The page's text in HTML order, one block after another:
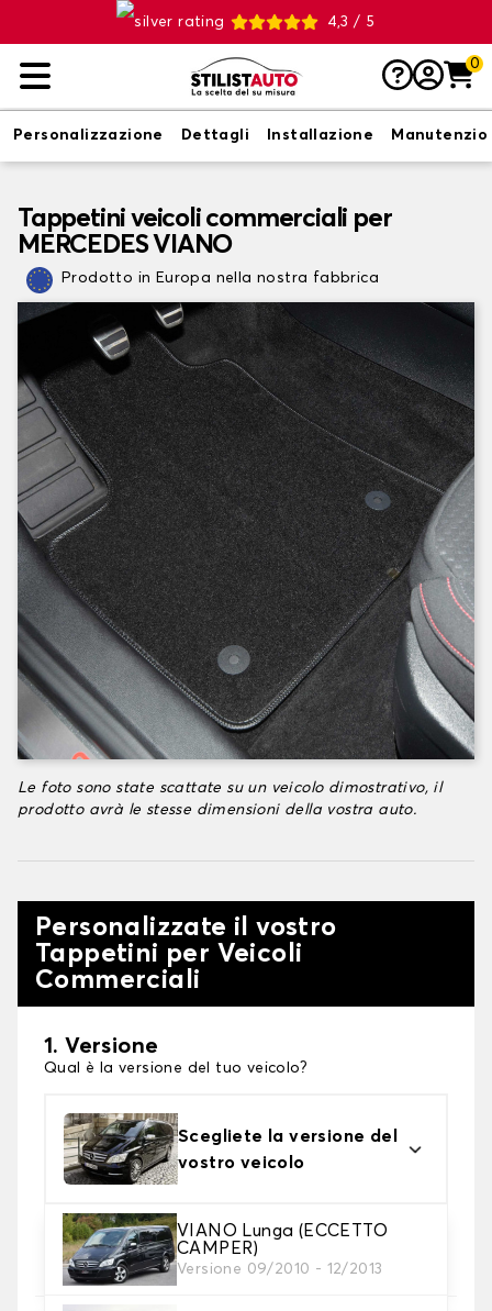
4,3 / 5
0
Personalizzazione Dettagli Installazione
Tappetini veicoli commerciali per
MERCEDES VIANO
Prodotto in Europa nella nostra fabbrica
Le foto sono state scattate su un veicolo dimostrativo, il
prodotto avrà le stesse dimensioni della vostra auto.
Personalizzate il vostro
Tappetini per Veicoli
Commerciali
1. Versione
Qual è la versione del tuo veicolo?
Scegliete la versione del
vostro veicolo
VIANO Lunga (ECCETTO
CAMPER)
Versione 09/2010 - 12/2013
2. Materiale
Scegli il materiale del tappetini auto